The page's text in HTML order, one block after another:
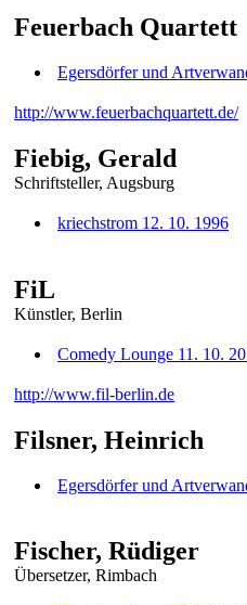
Feuerbach Quartett
Egersdörfer und
http://www.feuerbachquartett.de/
Fiebig, Gerald
Schriftsteller, Augsburg
kriechstrom 12. 10. 1996
FiL
Künstler, Berlin
Comedy Lounge 11. 10.
http://www.fil-berlin.de
Filsner, Heinrich
Egersdörfer und
Fischer, Rüdiger
Übersetzer, Rimbach